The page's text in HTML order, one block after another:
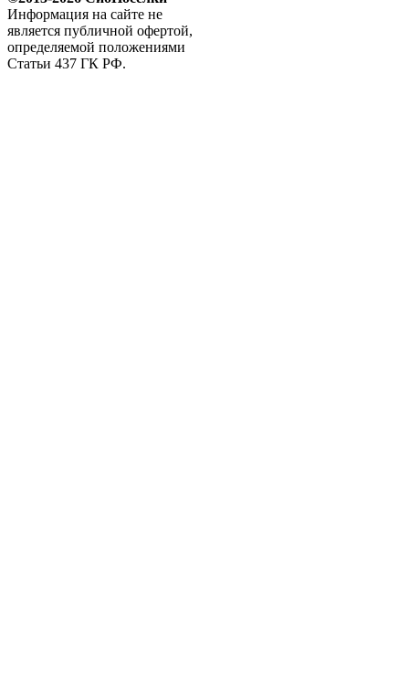
Информация на сайте не
является публичной офертой,
определяемой положениями
Статьи 437 ГК РФ.